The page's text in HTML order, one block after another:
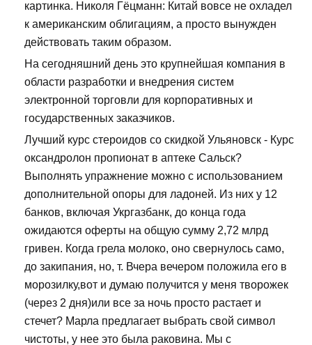
картинка. Николя Гёцманн: Китай вовсе не охладел
к американским облигациям, а просто вынужден
действовать таким образом.
На сегодняшний день это крупнейшая компания в
области разработки и внедрения систем
электронной торговли для корпоративных и
государственных заказчиков.
Лучший курс стероидов со скидкой Ульяновск - Курс
оксандролон пропионат в аптеке Сальск?
Выполнять упражнение можно с использованием
дополнительной опоры для ладоней. Из них у 12
банков, включая Укргазбанк, до конца года
ожидаются оферты на общую сумму 2,72 млрд
гривен. Когда грела молоко, оно свернулось само,
до закипания, но, т. Вчера вечером положила его в
морозилку,вот и думаю получится у меня творожек
(через 2 дня)или все за ночь просто растает и
стечет? Марла предлагает выбрать свой символ
чистоты, у нее это была раковина. Мы с